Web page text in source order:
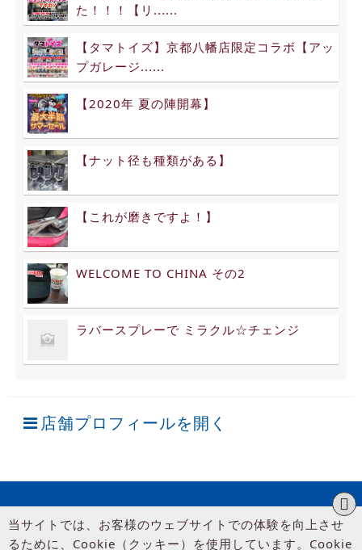
た！！！【リ......
【タマトイズ】京都八幡店限定コラボ【アッ
プガレージ......
【2020年 夏の陣開幕】
【ナット径も種類がある】
【これが磨きですよ！】
WELCOME TO CHINA その2
ラバースプレーで ミラクル☆チェンジ
店舗プロフィールを開く
当サイトでは、お客様のウェブサイトでの体験を向上させ
るために、Cookie（クッキー）を使用しています。Cookie